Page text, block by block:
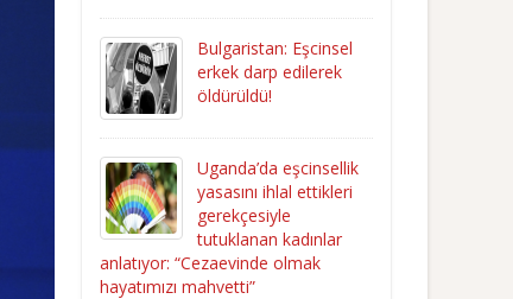
Bulgaristan: Eşcinsel
erkek darp edilerek
öldürüldü!
Uganda’da eşcinsellik
yasasını ihlal ettikleri
gerekçesiyle
tutuklanan kadınlar
anlatıyor: “Cezaevinde olmak
hayatımızı mahvetti”